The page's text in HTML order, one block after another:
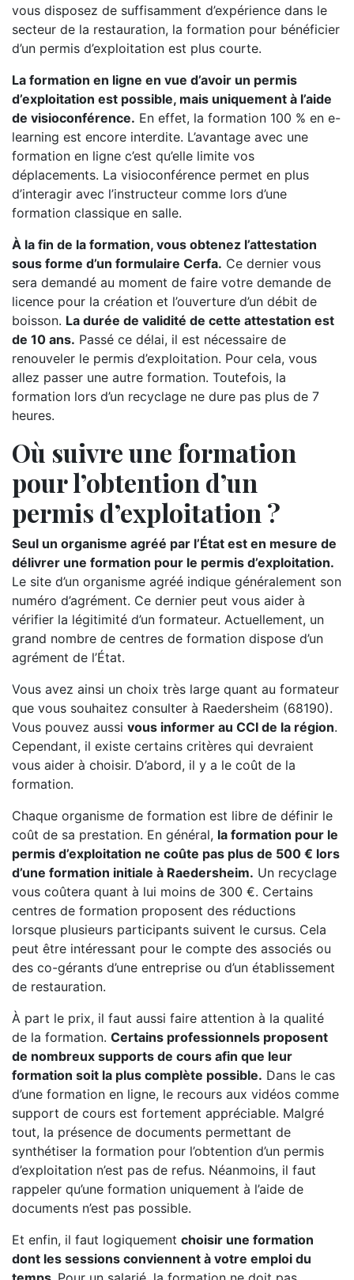
vous disposez de suffisamment d’expérience dans le
secteur de la restauration, la formation pour bénéficier
d’un permis d’exploitation est plus courte.
La formation en ligne en vue d’avoir un permis
d’exploitation est possible, mais uniquement à l’aide
de visioconférence. En effet, la formation 100 % en e-
learning est encore interdite. L’avantage avec une
formation en ligne c’est qu’elle limite vos
déplacements. La visioconférence permet en plus
d’interagir avec l’instructeur comme lors d’une
formation classique en salle.
À la fin de la formation, vous obtenez l’attestation
sous forme d’un formulaire Cerfa. Ce dernier vous
sera demandé au moment de faire votre demande de
licence pour la création et l’ouverture d’un débit de
boisson. La durée de validité de cette attestation est
de 10 ans. Passé ce délai, il est nécessaire de
renouveler le permis d’exploitation. Pour cela, vous
allez passer une autre formation. Toutefois, la
formation lors d’un recyclage ne dure pas plus de 7
heures.
Où suivre une formation
pour l’obtention d’un
permis d’exploitation ?
Seul un organisme agréé par l’État est en mesure de
délivrer une formation pour le permis d’exploitation.
Le site d’un organisme agréé indique généralement son
numéro d’agrément. Ce dernier peut vous aider à
vérifier la légitimité d’un formateur. Actuellement, un
grand nombre de centres de formation dispose d’un
agrément de l’État.
Vous avez ainsi un choix très large quant au formateur
que vous souhaitez consulter à Raedersheim (68190).
Vous pouvez aussi vous informer au CCI de la région.
Cependant, il existe certains critères qui devraient
vous aider à choisir. D’abord, il y a le coût de la
formation.
Chaque organisme de formation est libre de définir le
coût de sa prestation. En général, la formation pour le
permis d’exploitation ne coûte pas plus de 500 € lors
d’une formation initiale à Raedersheim. Un recyclage
vous coûtera quant à lui moins de 300 €. Certains
centres de formation proposent des réductions
lorsque plusieurs participants suivent le cursus. Cela
peut être intéressant pour le compte des associés ou
des co-gérants d’une entreprise ou d’un établissement
de restauration.
À part le prix, il faut aussi faire attention à la qualité
de la formation. Certains professionnels proposent
de nombreux supports de cours afin que leur
formation soit la plus complète possible. Dans le cas
d’une formation en ligne, le recours aux vidéos comme
support de cours est fortement appréciable. Malgré
tout, la présence de documents permettant de
synthétiser la formation pour l’obtention d’un permis
d’exploitation n’est pas de refus. Néanmoins, il faut
rappeler qu’une formation uniquement à l’aide de
documents n’est pas possible.
Et enfin, il faut logiquement choisir une formation
dont les sessions conviennent à votre emploi du